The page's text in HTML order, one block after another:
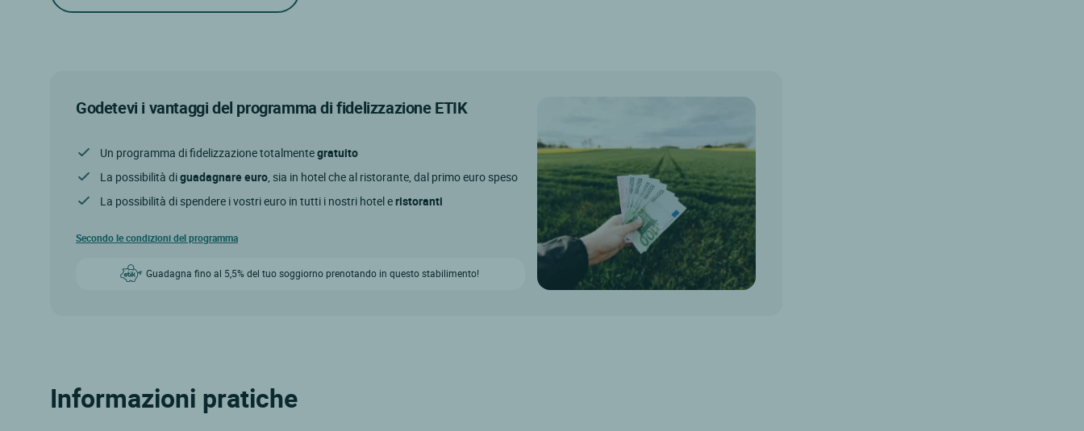
Godetevi i vantaggi del programma di fidelizzazione ETIK
Un programma di fidelizzazione totalmentegratuito
La possibilità diguadagnare euro, sia in hotel che al ristorante, dal primo euro speso
La possibilità di spendere i vostri euro in tutti i nostri hotel eristoranti
Secondo le condizioni del programma
Guadagna fino al 5,5% del tuo soggiorno prenotando in questo stabilimento!
Informazioni pratiche